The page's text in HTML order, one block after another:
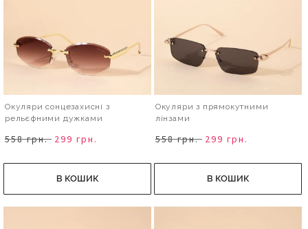
Окуляри сонцезахисні з
рельєфними дужками
558 грн. 299 грн.
В КОШИК
Окуляри з прямокутними
лінзами
558 грн. 299 грн.
В КОШИК